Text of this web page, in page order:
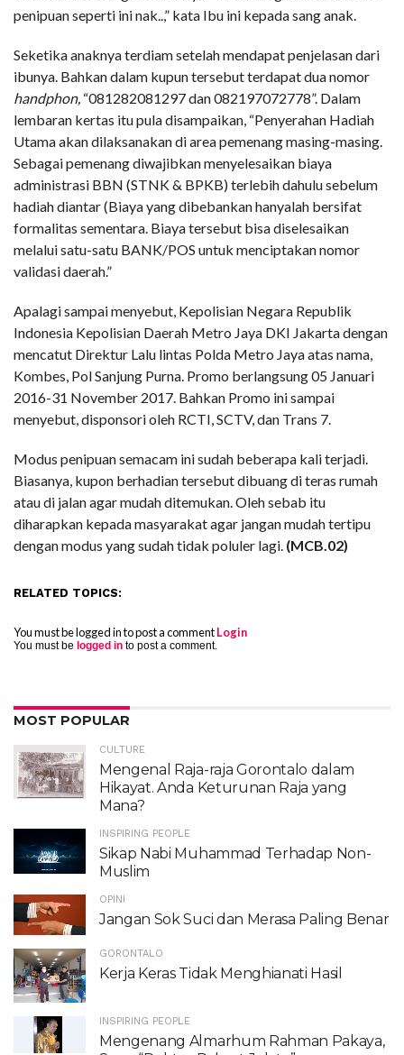
penipuan seperti ini nak..,” kata Ibu ini kepada sang anak.
Seketika anaknya terdiam setelah mendapat penjelasan dari
ibunya. Bahkan dalam kupun tersebut terdapat dua nomor
handphon, “081282081297 dan 082197072778”. Dalam
lembaran kertas itu pula disampaikan, “Penyerahan Hadiah
Utama akan dilaksanakan di area pemenang masing-masing.
Sebagai pemenang diwajibkan menyelesaikan biaya
administrasi BBN (STNK & BPKB) terlebih dahulu sebelum
hadiah diantar (Biaya yang dibebankan hanyalah bersifat
formalitas sementara. Biaya tersebut bisa diselesaikan
melalui satu-satu BANK/POS untuk menciptakan nomor
validasi daerah.”
Apalagi sampai menyebut, Kepolisian Negara Republik
Indonesia Kepolisian Daerah Metro Jaya DKI Jakarta dengan
mencatut Direktur Lalu lintas Polda Metro Jaya atas nama,
Kombes, Pol Sanjung Purna. Promo berlangsung 05 Januari
2016-31 November 2017. Bahkan Promo ini sampai
menyebut, disponsori oleh RCTI, SCTV, dan Trans 7.
Modus penipuan semacam ini sudah beberapa kali terjadi.
Biasanya, kupon berhadian tersebut dibuang di teras rumah
atau di jalan agar mudah ditemukan. Oleh sebab itu
diharapkan kepada masyarakat agar jangan mudah tertipu
dengan modus yang sudah tidak poluler lagi. (MCB.02)
RELATED TOPICS:
You must be logged in to post a commentLogin
You must be logged in to post a comment.
MOST POPULAR
CULTURE
Mengenal Raja-raja Gorontalo dalam
Hikayat. Anda Keturunan Raja yang
Mana?
INSPIRING PEOPLE
Sikap Nabi Muhammad Terhadap Non-
Muslim
OPINI
Jangan Sok Suci dan Merasa Paling Benar
GORONTALO
Kerja Keras Tidak Menghianati Hasil
INSPIRING PEOPLE
Mengenang Almarhum Rahman Pakaya,